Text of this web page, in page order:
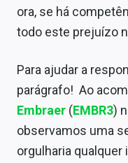
ora, se há
todo este prejuízo
Para ajudar a
parágrafo! Ao
Embraer (EMBR3)
observamos uma
orgulharia